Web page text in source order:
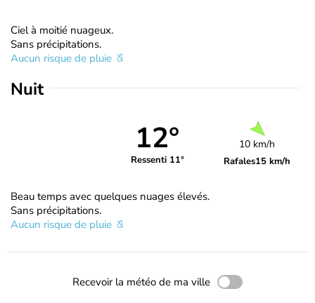
Ciel à moitié nuageux.
Sans précipitations.
Aucun risque de pluie
Nuit
12°
Ressenti 11°
10 km/h
Rafales15 km/h
Beau temps avec quelques nuages élevés.
Sans précipitations.
Aucun risque de pluie
Recevoir la météo de ma ville